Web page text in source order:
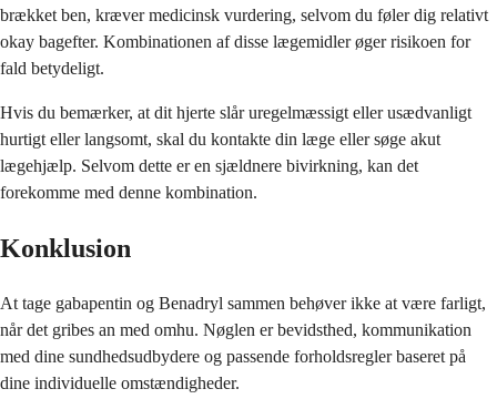
brækket ben, kræver medicinsk vurdering, selvom du føler dig relativt
okay bagefter. Kombinationen af disse lægemidler øger risikoen for
fald betydeligt.
Hvis du bemærker, at dit hjerte slår uregelmæssigt eller usædvanligt
hurtigt eller langsomt, skal du kontakte din læge eller søge akut
lægehjælp. Selvom dette er en sjældnere bivirkning, kan det
forekomme med denne kombination.
Konklusion
At tage gabapentin og Benadryl sammen behøver ikke at være farligt,
når det gribes an med omhu. Nøglen er bevidsthed, kommunikation
med dine sundhedsudbydere og passende forholdsregler baseret på
dine individuelle omstændigheder.